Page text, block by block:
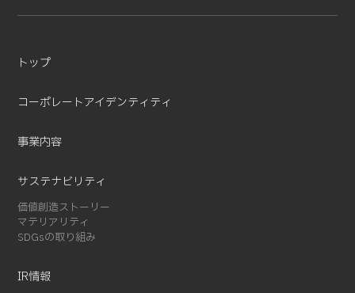
トップ
コーポレートアイデンティティ
事業内容
サステナビリティ
価値創造ストーリー
マテリアリティ
SDGsの取り組み
IR情報